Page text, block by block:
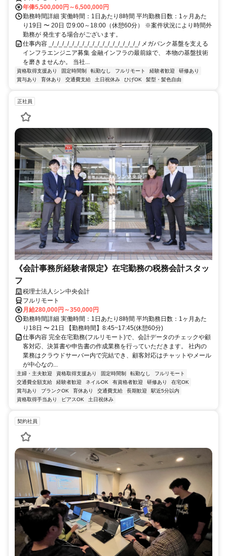
年俸5,500,000円～6,500,000円
勤務時間詳細 実働時間：1日あたり8時間 平均勤務日数：1ヶ月あた
り19日 〜 20日 ⏰9:00～18:00（休憩60分） ※案件状況により時間外
勤務が 発生する場合がございます。
仕事内容 _/_/_/_/_/_/_/_/_/_/_/_/_/_/_/_/_/_/ メガバンク基盤を支える
インフラエンジニア募集 金融インフラの最前線で、 本物の基盤技術
を磨きませんか。 当社...
資格取得支援あり 固定時間制 転勤なし フルリモート 経験者歓迎
研修あり
賞与あり
育休あり 交通費支給 土日祝休み ひげOK 髪型・髪色自由
正社員
《会計事務所経験者限定》在宅勤務の税務会計スタッ
フ
税理士法人シン中央会計
フルリモート
月給280,000円～350,000円
勤務時間詳細 実働時間：1日あたり8時間 平均勤務日数：1ヶ月あた
り18日 〜 21日 【勤務時間】8:45~17:45(休憩60分)
仕事内容 完全在宅勤務(フルリモート)で、会計データのチェックや顧
客対応、決算書や申告書の作成業務を行っていただきます。 社内の
業務はクラウドサーバー内で完結でき、顧客対応はチャットやメール
が中心なの...
主婦・主夫歓迎 資格取得支援あり 固定時間制 転勤なし
フルリモート
交通費全額支給
経験者歓迎 ネイルOK 有資格者歓迎 研修あり
在宅OK
賞与あり
ブランクOK 育休あり 交通費支給 長期歓迎
駅近5分以内
資格取得手当あり
ピアスOK 土日祝休み
契約社員